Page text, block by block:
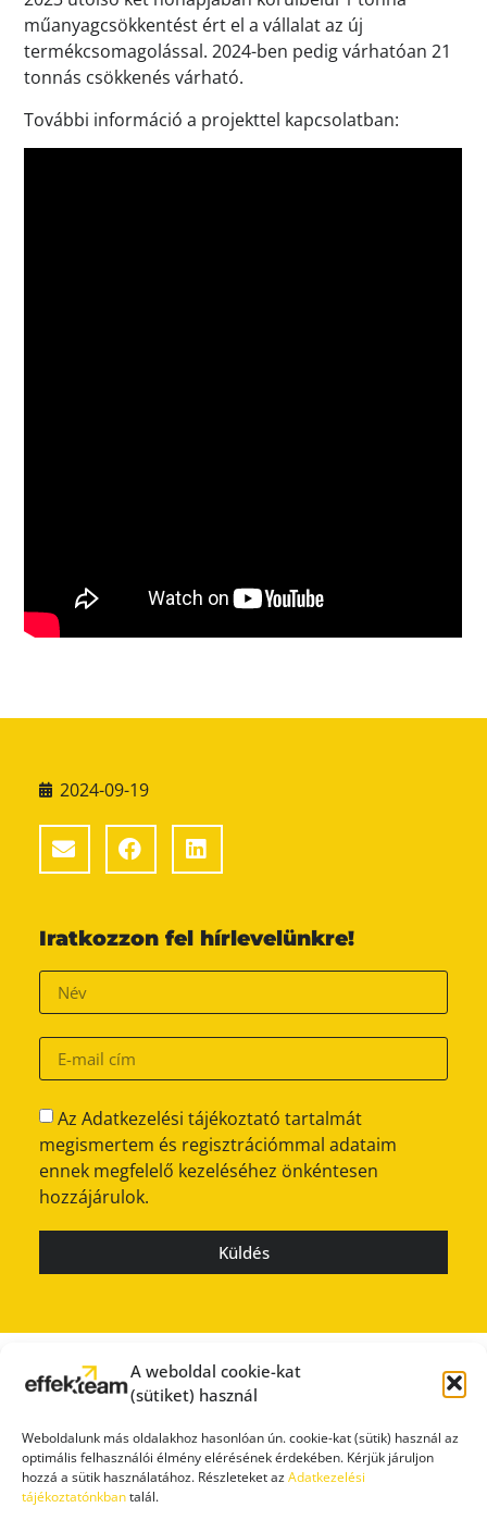
A weboldal cookie-kat
(sütiket) használ
Weboldalunk más oldalakhoz hasonlóan ún. cookie-kat (sütik) használ az
optimális felhasználói élmény elérésének érdekében. Kérjük járuljon
hozzá a sütik használatához. Részleteket azAdatkezelési
tájékoztatónkbantalál.
műanyagcsökkentést ért el a vállalat az új
termékcsomagolással. 2024-ben pedig várhatóan 21
tonnás csökkenés várható.
További információ a projekttel kapcsolatban:
2024-09-19
Iratkozzon fel hírlevelünkre!
Az Adatkezelési tájékoztató tartalmát
megismertem és regisztrációmmal adataim
ennek megfelelő kezeléséhez önkéntesen
hozzájárulok.
Küldés